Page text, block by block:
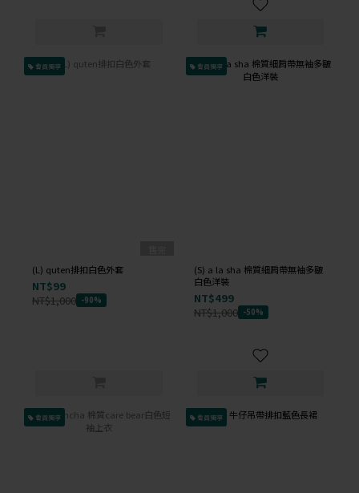
會員獨享
(L) quten排扣白色外套
NT$99
NT$1,000 -90%
會員獨享
(S) a la sha 棉質細肩帶無袖多皺
白色洋裝
NT$499
NT$1,000 -50%
會員獨享 會員獨享